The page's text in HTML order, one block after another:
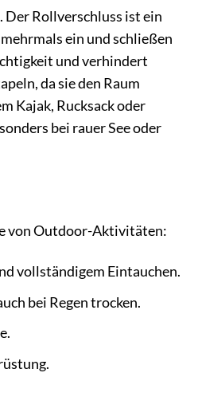
Der Rollverschluss ist ein
ein und schließen
und verhindert
da sie den Raum
Kajak, Rucksack oder
bei rauer See oder
von Outdoor-Aktivitäten:
vollständigem Eintauchen.
bei Regen trocken.